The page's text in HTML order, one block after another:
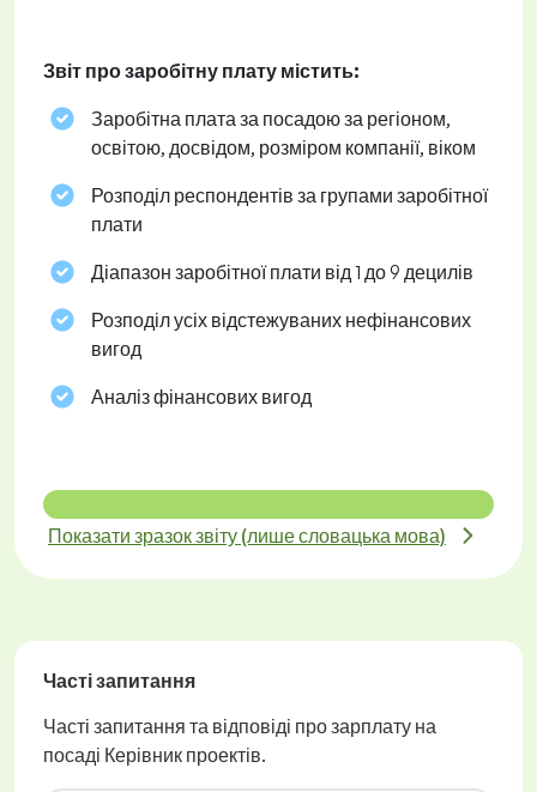
Звіт про заробітну плату містить:
Заробітна плата за посадою за регіоном,
освітою, досвідом, розміром компанії, віком
Розподіл респондентів за групами заробітної
плати
Діапазон заробітної плати від 1 до 9 децилів
Розподіл усіх відстежуваних нефінансових
вигод
Аналіз фінансових вигод
Показати зразок звіту (лише словацька мова)
Часті запитання
Часті запитання та відповіді про зарплату на
посаді Керівник проектів.